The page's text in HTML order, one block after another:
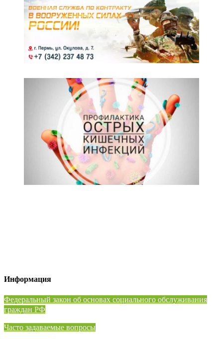
Информация
⁠Федеральный закон об основах социального обслуживания
граждан РФ
Часто задаваемые вопросы